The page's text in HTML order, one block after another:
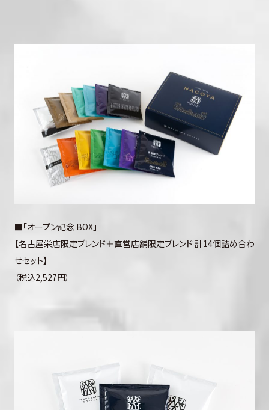
■「オープン記念 BOX」
【名古屋栄店限定ブレンド＋直営店舗限定ブレンド 計14個詰め合わ
せセット】
（税込2,527円）